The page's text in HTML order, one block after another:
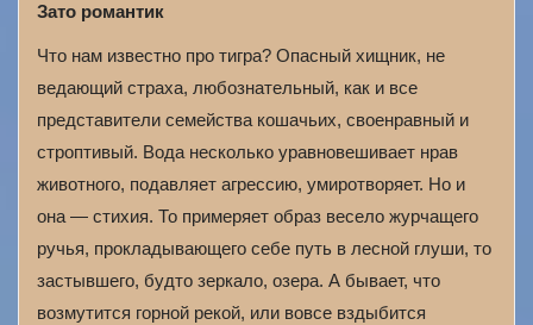
Зато романтик
Что нам известно про тигра? Опасный хищник, не
ведающий страха, любознательный, как и все
представители семейства кошачьих, своенравный и
строптивый. Вода несколько уравновешивает нрав
животного, подавляет агрессию, умиротворяет. Но и
она — стихия. То примеряет образ весело журчащего
ручья, прокладывающего себе путь в лесной глуши, то
застывшего, будто зеркало, озера. А бывает, что
возмутится горной рекой, или вовсе вздыбится